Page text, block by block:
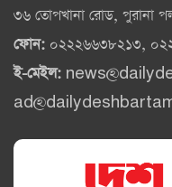
৩৬ তোপখানা রোড, পুরানা
ফোন: ০২২২৬৬৩৮২১৩,
ই-মেইল: